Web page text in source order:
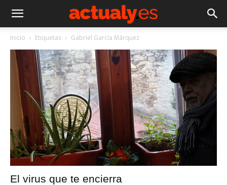
Inicio Etiquetas Gabriel García Márquez
El virus que te encierra